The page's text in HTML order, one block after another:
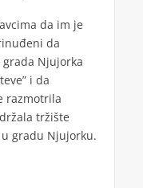
da im je
da
Njujorka
i da
razmotrila
tržište
gradu Njujorku.